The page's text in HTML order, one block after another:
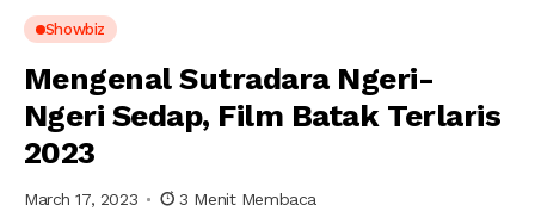
Showbiz
Mengenal Sutradara Ngeri-
Ngeri Sedap, Film Batak Terlaris
2023
March 17, 2023 3 Menit Membaca